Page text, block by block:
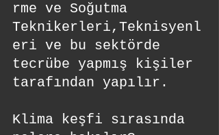
rme ve Soğutma
Teknikerleri,Teknisyenl
eri ve bu sektörde
tecrübe yapmış kişiler
tarafından yapılır.
Klima keşfi sırasında